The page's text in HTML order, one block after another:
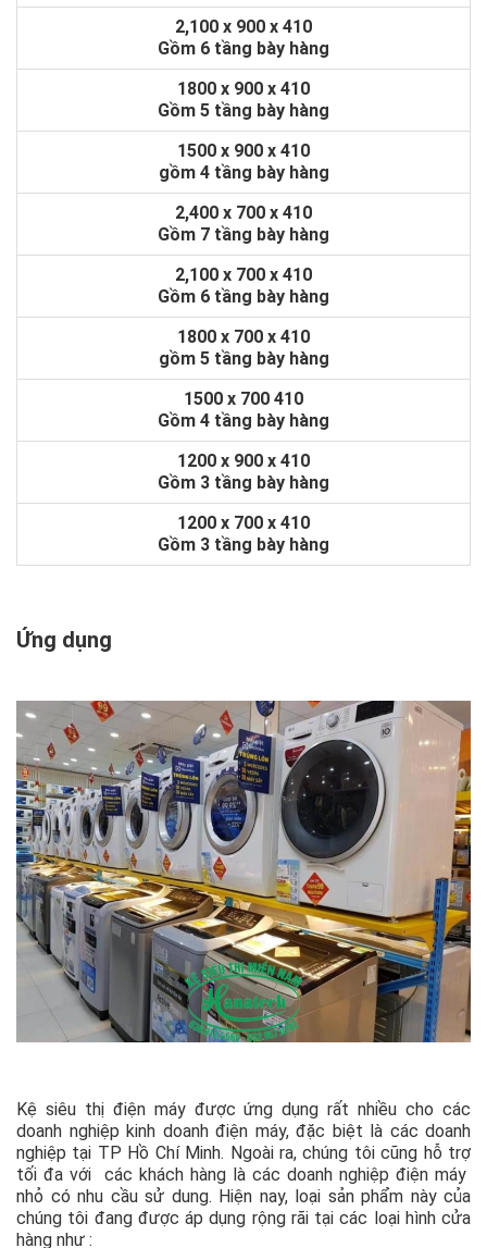
2,100 x 900 x 410
Gồm 6 tầng bày hàng
1800 x 900 x 410
Gồm 5 tầng bày hàng
1500 x 900 x 410
gồm 4 tầng bày hàng
2,400 x 700 x 410
Gồm 7 tầng bày hàng
2,100 x 700 x 410
Gồm 6 tầng bày hàng
1800 x 700 x 410
gồm 5 tầng bày hàng
1500 x 700 410
Gồm 4 tầng bày hàng
1200 x 900 x 410
Gồm 3 tầng bày hàng
1200 x 700 x 410
Gồm 3 tầng bày hàng
Ứng dụng
Kệ siêu thị điện máy được ứng dụng rất nhiều cho các
doanh nghiệp kinh doanh điện máy, đặc biệt là các doanh
nghiệp tại TP Hồ Chí Minh. Ngoài ra, chúng tôi cũng hỗ trợ
tối đa với các khách hàng là các doanh nghiệp điện máy
nhỏ có nhu cầu sử dung. Hiện nay, loại sản phẩm này của
chúng tôi đang được áp dụng rộng rãi tại các loại hình cửa
hàng như :